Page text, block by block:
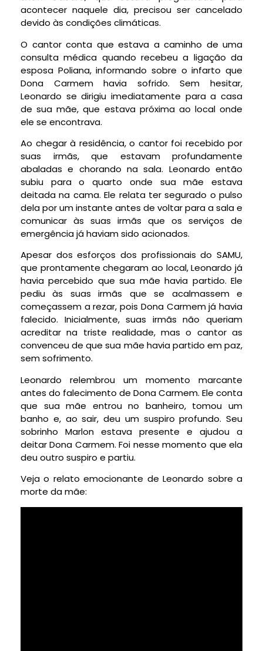
acontecer naquele dia, precisou ser cancelado
devido às condições climáticas.
O cantor conta que estava a caminho de uma
consulta médica quando recebeu a ligação da
esposa Poliana, informando sobre o infarto que
Dona Carmem havia sofrido. Sem hesitar,
Leonardo se dirigiu imediatamente para a casa
de sua mãe, que estava próxima ao local onde
ele se encontrava.
Ao chegar à residência, o cantor foi recebido por
suas irmãs, que estavam profundamente
abaladas e chorando na sala. Leonardo então
subiu para o quarto onde sua mãe estava
deitada na cama. Ele relata ter segurado o pulso
dela por um instante antes de voltar para a sala e
comunicar às suas irmãs que os serviços de
emergência já haviam sido acionados.
Apesar dos esforços dos profissionais do SAMU,
que prontamente chegaram ao local, Leonardo já
havia percebido que sua mãe havia partido. Ele
pediu às suas irmãs que se acalmassem e
começassem a rezar, pois Dona Carmem já havia
falecido. Inicialmente, suas irmãs não queriam
acreditar na triste realidade, mas o cantor as
convenceu de que sua mãe havia partido em paz,
sem sofrimento.
Leonardo relembrou um momento marcante
antes do falecimento de Dona Carmem. Ele conta
que sua mãe entrou no banheiro, tomou um
banho e, ao sair, deu um suspiro profundo. Seu
sobrinho Marlon estava presente e ajudou a
deitar Dona Carmem. Foi nesse momento que ela
deu outro suspiro e partiu.
Veja o relato emocionante de Leonardo sobre a
morte da mãe: